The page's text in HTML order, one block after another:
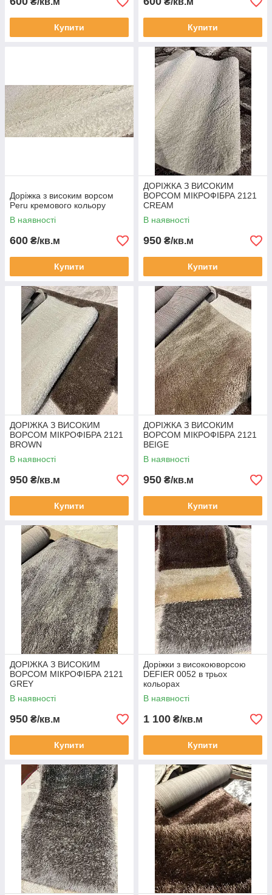
Купити Купити
Доріжка з високим ворсом
Peru кремового кольору
В наявності
600 ₴/кв.м
Купити
ДОРІЖКА З ВИСОКИМ
ВОРСОМ МІКРОФІБРА 2121
CREAM
В наявності
950 ₴/кв.м
Купити
ДОРІЖКА З ВИСОКИМ
ВОРСОМ МІКРОФІБРА 2121
BROWN
В наявності
950 ₴/кв.м
Купити
ДОРІЖКА З ВИСОКИМ
ВОРСОМ МІКРОФІБРА 2121
BEIGE
В наявності
950 ₴/кв.м
Купити
ДОРІЖКА З ВИСОКИМ
ВОРСОМ МІКРОФІБРА 2121
GREY
В наявності
950 ₴/кв.м
Купити
Доріжки з високоюворсою
DEFIER 0052 в трьох
кольорах
В наявності
1 100 ₴/кв.м
Купити